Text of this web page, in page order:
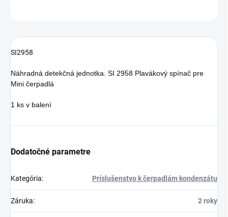
SI2958
Náhradná detekčná jednotka. SI 2958 Plavákový spínač pre
Mini čerpadlá
1 ks v balení
Dodatočné parametre
Kategória: Príslušenstvo k čerpadlám kondenzátu
Záruka: 2 roky